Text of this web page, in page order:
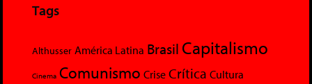
Tags
Althusser América Latina Brasil Capitalismo
Cinema Comunismo Crise Crítica Cultura